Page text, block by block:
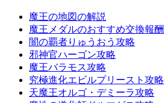
魔王の地図の解説
魔王メダルのおすすめ交換報酬
闇の覇者りゅうおう攻略
邪神官ハーゴン攻略
魔王バラモス攻略
究極進化エビルプリースト攻略
天魔王オルゴ・デミーラ攻略